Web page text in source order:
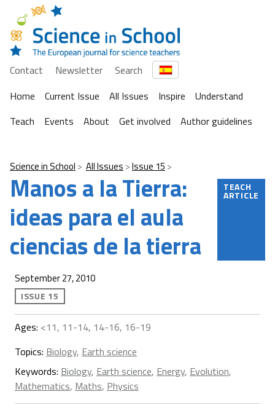
Contact Newsletter
Search
Home
Current Issue All Issues Inspire
Understand
Teach
Events About Get involved Author guidelines
Science in School All Issues Issue 15
Manos a la Tierra:
ideas para el aula
ciencias de la tierra
TEACH
ARTICLE
September 27, 2010
ISSUE 15
Ages: <11, 11-14, 14-16, 16-19
Topics: Biology, Earth science
Keywords: Biology, Earth science, Energy, Evolution,
Mathematics, Maths, Physics